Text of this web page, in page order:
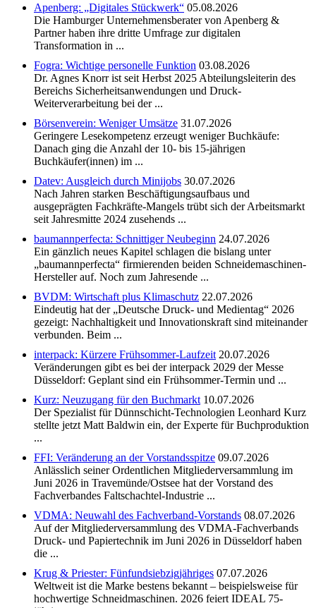
Apenberg: „Digitales Stückwerk“ 05.08.2026
Die Hamburger Unternehmensberater von Apenberg &
Partner haben ihre dritte Umfrage zur digitalen
Transformation in ...
Fogra: Wichtige personelle Funktion 03.08.2026
Dr. Agnes Knorr ist seit Herbst 2025 Abteilungsleiterin des
Bereichs Sicherheitsanwendungen und Druck-
Weiterverarbeitung bei der ...
Börsenverein: Weniger Umsätze 31.07.2026
Geringere Lesekompetenz erzeugt weniger Buchkäufe:
Danach ging die Anzahl der 10- bis 15-jährigen
Buchkäufer(innen) im ...
Datev: Ausgleich durch Minijobs 30.07.2026
Nach Jahren starken Beschäftigungsaufbaus und
ausgeprägten Fachkräfte-Mangels trübt sich der Arbeitsmarkt
seit Jahresmitte 2024 zusehends ...
baumannperfecta: Schnittiger Neubeginn 24.07.2026
Ein gänzlich neues Kapitel schlagen die bislang unter
„baumannperfecta“ firmierenden beiden Schneidemaschinen-
Hersteller auf. Noch zum Jahresende ...
BVDM: Wirtschaft plus Klimaschutz 22.07.2026
Eindeutig hat der „Deutsche Druck- und Medientag“ 2026
gezeigt: Nachhaltigkeit und Innovationskraft sind miteinander
verbunden. Beim ...
interpack: Kürzere Frühsommer-Laufzeit 20.07.2026
Veränderungen gibt es bei der interpack 2029 der Messe
Düsseldorf: Geplant sind ein Frühsommer-Termin und ...
Kurz: Neuzugang für den Buchmarkt 10.07.2026
Der Spezialist für Dünnschicht-Technologien Leonhard Kurz
stellte jetzt Matt Baldwin ein, der Experte für Buchproduktion
...
FFI: Veränderung an der Vorstandsspitze 09.07.2026
Anlässlich seiner Ordentlichen Mitgliederversammlung im
Juni 2026 in Travemünde/Ostsee hat der Vorstand des
Fachverbandes Faltschachtel-Industrie ...
VDMA: Neuwahl des Fachverband-Vorstands 08.07.2026
Auf der Mitgliederversammlung des VDMA-Fachverbands
Druck- und Papiertechnik im Juni 2026 in Düsseldorf haben
die ...
Krug & Priester: Fünfundsiebzigjähriges 07.07.2026
Weltweit ist die Marke bestens bekannt – beispielsweise für
hochwertige Schneidmaschinen. 2026 feiert IDEAL 75-